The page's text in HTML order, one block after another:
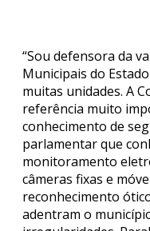
“Sou defensora da
Municipais do
muitas unidades. A
referência muito
conhecimento de
parlamentar que
monitoramento
câmeras fixas e
reconhecimento
adentram o